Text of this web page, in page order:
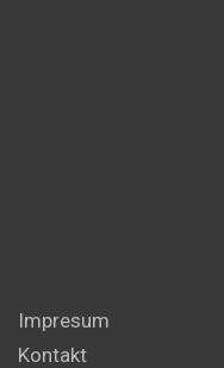
Impresum
Kontakt